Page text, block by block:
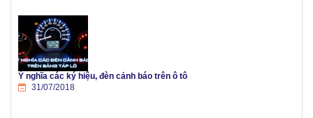
Ý nghĩa các ký hiệu, đèn cảnh báo trên ô tô
31/07/2018